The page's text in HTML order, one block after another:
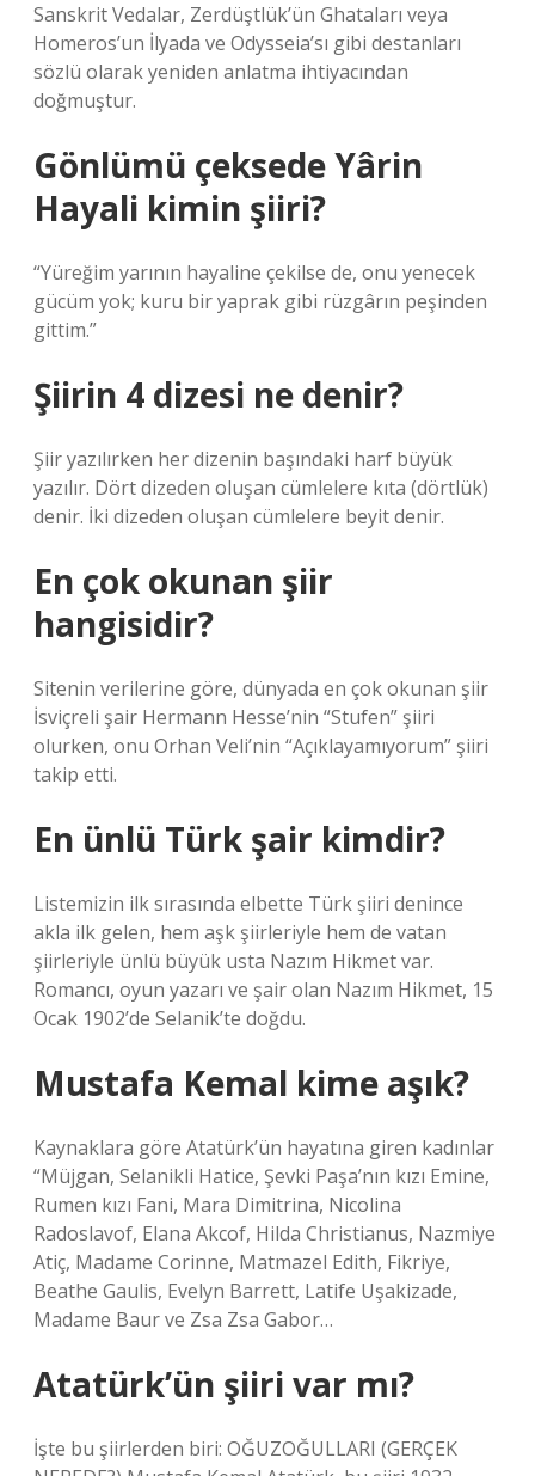
Sanskrit Vedalar, Zerdüştlük’ün Ghataları veya
Homeros’un İlyada ve Odysseia’sı gibi destanları
sözlü olarak yeniden anlatma ihtiyacından
doğmuştur.
Gönlümü çeksede Yârin
Hayali kimin şiiri?
“Yüreğim yarının hayaline çekilse de, onu yenecek
gücüm yok; kuru bir yaprak gibi rüzgârın peşinden
gittim.”
Şiirin 4 dizesi ne denir?
Şiir yazılırken her dizenin başındaki harf büyük
yazılır. Dört dizeden oluşan cümlelere kıta (dörtlük)
denir. İki dizeden oluşan cümlelere beyit denir.
En çok okunan şiir
hangisidir?
Sitenin verilerine göre, dünyada en çok okunan şiir
İsviçreli şair Hermann Hesse’nin “Stufen” şiiri
olurken, onu Orhan Veli’nin “Açıklayamıyorum” şiiri
takip etti.
En ünlü Türk şair kimdir?
Listemizin ilk sırasında elbette Türk şiiri denince
akla ilk gelen, hem aşk şiirleriyle hem de vatan
şiirleriyle ünlü büyük usta Nazım Hikmet var.
Romancı, oyun yazarı ve şair olan Nazım Hikmet, 15
Ocak 1902’de Selanik’te doğdu.
Mustafa Kemal kime aşık?
Kaynaklara göre Atatürk’ün hayatına giren kadınlar
“Müjgan, Selanikli Hatice, Şevki Paşa’nın kızı Emine,
Rumen kızı Fani, Mara Dimitrina, Nicolina
Radoslavof, Elana Akcof, Hilda Christianus, Nazmiye
Atiç, Madame Corinne, Matmazel Edith, Fikriye,
Beathe Gaulis, Evelyn Barrett, Latife Uşakizade,
Madame Baur ve Zsa Zsa Gabor…
Atatürk’ün şiiri var mı?
İşte bu şiirlerden biri: OĞUZOĞULLARI (GERÇEK